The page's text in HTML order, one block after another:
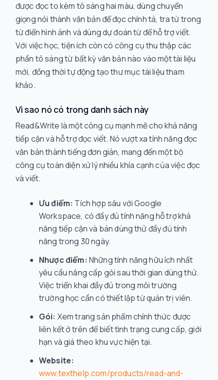
được đọc to kèm tô sáng hai màu, dùng chuyển
giọng nói thành văn bản để đọc chính tả, tra từ trong
từ điển hình ảnh và dùng dự đoán từ để hỗ trợ viết.
Với việc học, tiện ích còn có công cụ thu thập các
phần tô sáng từ bất kỳ văn bản nào vào một tài liệu
mới, đồng thời tự động tạo thư mục tài liệu tham
khảo.
Vì sao nó có trong danh sách này
Read&Write là một công cụ mạnh mẽ cho khả năng
tiếp cận và hỗ trợ đọc viết. Nó vượt xa tính năng đọc
văn bản thành tiếng đơn giản, mang đến một bộ
công cụ toàn diện xử lý nhiều khía cạnh của việc đọc
và viết.
Ưu điểm: Tích hợp sâu với Google
Workspace, có đầy đủ tính năng hỗ trợ khả
năng tiếp cận và bản dùng thử đầy đủ tính
năng trong 30 ngày.
Nhược điểm: Những tính năng hữu ích nhất
yêu cầu nâng cấp gói sau thời gian dùng thử.
Việc triển khai đầy đủ trong môi trường
trường học cần có thiết lập từ quản trị viên.
Gói: Xem trang sản phẩm chính thức được
liên kết ở trên để biết tình trạng cung cấp, giới
hạn và giá theo khu vực hiện tại.
Website:
www.texthelp.com/products/read-and-